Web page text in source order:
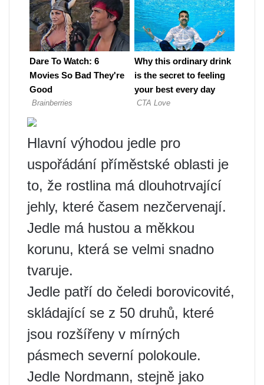
Hlavní výhodou jedle pro
uspořádání příměstské oblasti je
to, že rostlina má dlouhotrvající
jehly, které časem nezčervenají.
Jedle má hustou a měkkou
korunu, která se velmi snadno
tvaruje.
Jedle patří do čeledi borovicovité,
skládající se z 50 druhů, které
jsou rozšířeny v mírných
pásmech severní polokoule.
Jedle Nordmann, stejně jako